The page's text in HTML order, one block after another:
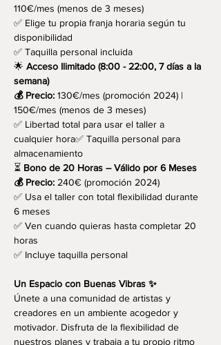
110€/mes (menos de 3 meses)
✅ Elige tu propia franja horaria según tu
disponibilidad
✅ Taquilla personal incluida
🌟 Acceso Ilimitado (8:00 - 22:00, 7 días a la
semana)
💰 Precio: 130€/mes (promoción 2024) |
150€/mes (menos de 3 meses)
✅ Libertad total para usar el taller a
cualquier hora✅ Taquilla personal para
almacenamiento
⏳ Bono de 20 Horas – Válido por 6 Meses
💰 Precio: 240€ (promoción 2024)
✅ Usa el taller con total flexibilidad durante
6 meses
✅ Ven cuando quieras hasta completar 20
horas
✅ Incluye taquilla personal
Un Espacio con Buenas Vibras ✨
Únete a una comunidad de artistas y
creadores en un ambiente acogedor y
motivador. Disfruta de la flexibilidad de
nuestros planes y trabaja a tu propio ritmo